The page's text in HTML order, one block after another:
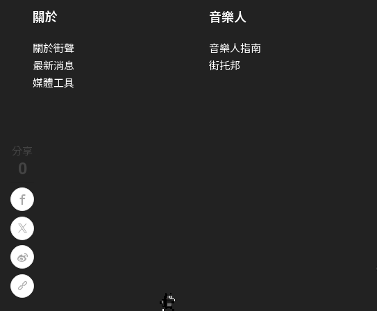
分享
0
關於
關於街聲
最新消息
媒體工具
音樂人
音樂人指南
街托邦